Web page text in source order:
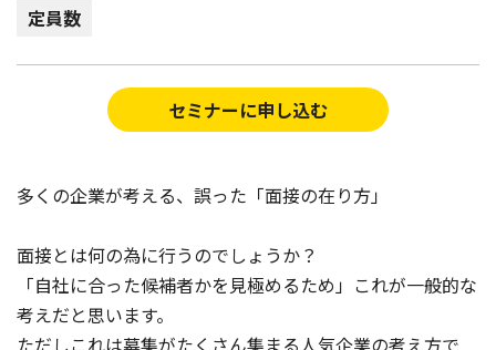
定員数
セミナーに申し込む
多くの企業が考える、誤った「面接の在り方」
面接とは何の為に行うのでしょうか？
「自社に合った候補者かを見極めるため」これが一般的な
考えだと思います。